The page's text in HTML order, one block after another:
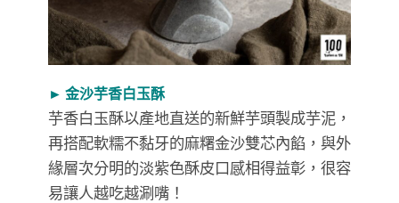
► 金沙芋香白玉酥
芋香白玉酥以產地直送的新鮮芋頭製成芋泥，
再搭配軟糯不黏牙的麻糬金沙雙芯內餡，與外
緣層次分明的淡紫色酥皮口感相得益彰，很容
易讓人越吃越涮嘴！